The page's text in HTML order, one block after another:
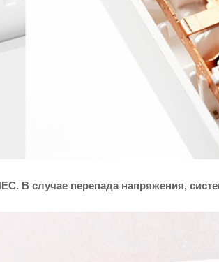
В случае перепада напряжения,